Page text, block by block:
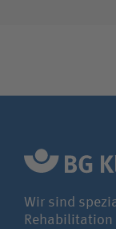
Wir sind
Rehabilitation